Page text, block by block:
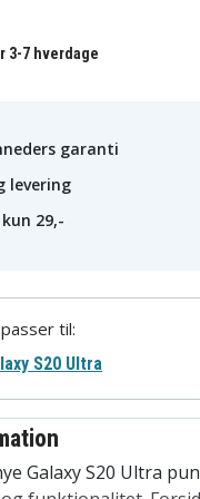
3-7 hverdage
garanti
levering
29,-
Galaxy S20 Ultra
til:
S20 Ultra